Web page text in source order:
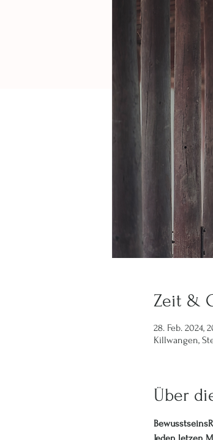
Zeit &
28. Feb. 2024,
Killwangen,
Über